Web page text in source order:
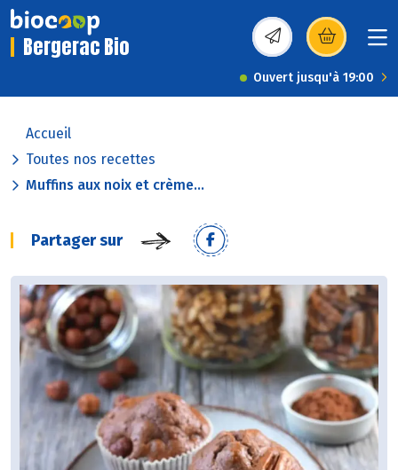
Bergerac Bio (s’ouvre dans une
Ouvert jusqu'à 19:00
Accueil
Toutes nos recettes
Muffins aux noix et crème...
Partager sur